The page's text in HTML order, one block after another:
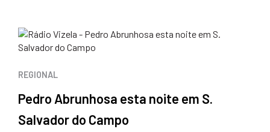
REGIONAL
Pedro Abrunhosa esta noite em S.
Salvador do Campo